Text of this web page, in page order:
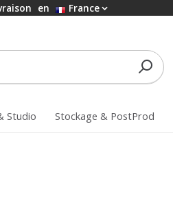
en France
Studio Stockage & PostProd